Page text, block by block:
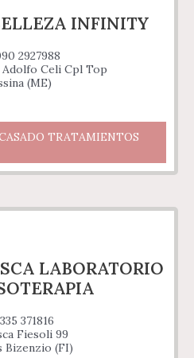
INFINITY
2927988
Adolfo Celi Cpl Top
(ME)
TRATAMIENTOS
LABORATORIO
371816
Fiesoli 99
Bizenzio (FI)